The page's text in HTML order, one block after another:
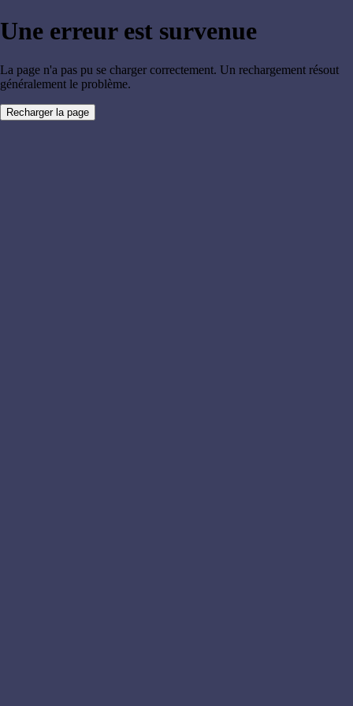
Une erreur est survenue
La page n'a pas pu se charger correctement. Un rechargement résout
généralement le problème.
Recharger la page